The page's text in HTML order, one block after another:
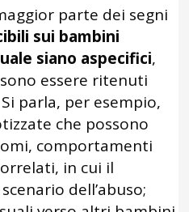
parte dei segni
sui bambini
siano aspecifici,
essere ritenuti
parla, per esempio,
che possono
comportamenti
in cui il
dell’abuso;